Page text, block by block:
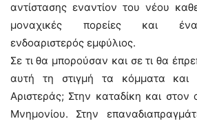
αντίστασης εναντίον του νέου
μοναχικές πορείες και
ενδοαριστερός εμφύλιος.
Σε τι θα μπορούσαν και σε τι θα
αυτή τη στιγμή τα κόμματα και
Αριστεράς; Στην καταδίκη και
Μνημονίου. Στην